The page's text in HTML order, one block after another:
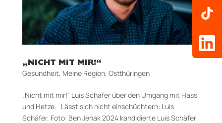
„NICHT MIT MIR!“
Gesundheit, Meine Region, Ostthüringen
„Nicht mit mir!“ Luis Schäfer über den Umgang mit Hass
und Hetze. Lässt sich nicht einschüchtern: Luis
Schäfer. Foto: Ben Jenak 2024 kandidierte Luis Schäfer